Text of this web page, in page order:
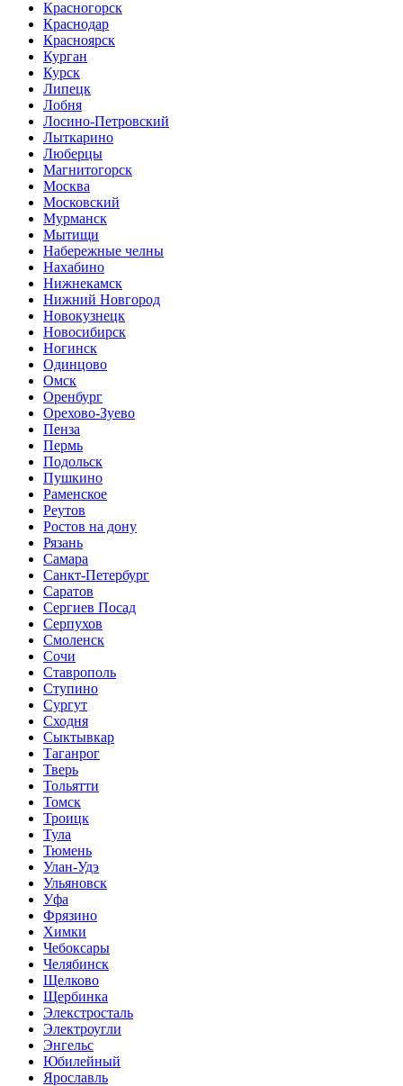
Красногорск
Краснодар
Красноярск
Курган
Курск
Липецк
Лобня
Лосино-Петровский
Лыткарино
Люберцы
Магнитогорск
Москва
Московский
Мурманск
Мытищи
Набережные челны
Нахабино
Нижнекамск
Нижний Новгород
Новокузнецк
Новосибирск
Ногинск
Одинцово
Омск
Оренбург
Орехово-Зуево
Пенза
Пермь
Подольск
Пушкино
Раменское
Реутов
Ростов на дону
Рязань
Самара
Санкт-Петербург
Саратов
Сергиев Посад
Серпухов
Смоленск
Сочи
Ставрополь
Ступино
Сургут
Сходня
Сыктывкар
Таганрог
Тверь
Тольятти
Томск
Троицк
Тула
Тюмень
Улан-Удэ
Ульяновск
Уфа
Фрязино
Химки
Чебоксары
Челябинск
Щелково
Щербинка
Элекстросталь
Электроугли
Энгельс
Юбилейный
Ярославль